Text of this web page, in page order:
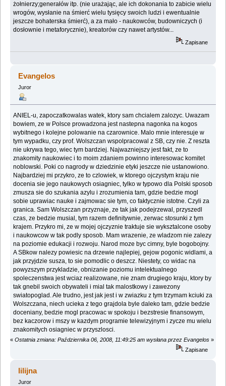
żołnierzy;generałów itp. (nie urażając, ale ich dokonania to zabicie wielu
wrogów, wysłanie na śmierć wielu tysięcy swoich ludzi i ewentualnie
jeszcze bohaterska śmierć), a za mało - naukowców, budowniczych (i
dosłownie i metaforycznie), kreatorów czy nawet artystów...
Zapisane
Evangelos
Juror
ANIEL-u, zapoczatkowalas watek, ktory sam chcialem zalozyc. Uwazam
bowiem, ze w Polsce prowadzona jest nastepna nagonka na kogos
wybitnego i kolejne polowanie na czarownice. Malo mnie interesuje w
tym wypadku, czy prof. Wolszczan wspolpracowal z SB, czy nie. Z reszta
nie ukrywa tego, wiec tym bardziej. Najwazniejszy jest fakt, ze to
znakomity naukowiec i to moim zdaniem powinno interesowac komitet
noblowski. Poki co nagrody w dziedzinie etyki jeszcze nie ustanowiono.
Najbardziej mi przykro, ze to czlowiek, w ktorego ojczystym kraju nie
docenia sie jego naukowych osiagniec, tylko w typowo dla Polski sposob
zmusza sie do szukania azylu i zrozumienia tam, gdzie bedzie mogl
sobie uprawiac nauke i zajmowac sie tym, co faktycznie istotne. Czyli za
granica. Sam Wolszczan przyznaje, ze tak jak podejrzewal, przyszedl
czas, ze bedzie musial, tym razem definitywnie, zerwac stosunki z tym
krajem. Przykro mi, ze w mojej ojczyznie traktuje sie wyksztalcone osoby
i naukowcow w tak podly sposob. Mam wrazenie, ze wladzom nie zalezy
na poziomie edukacji i rozwoju. Narod moze byc cimny, byle bogobojny.
A SBkow nalezy powiesic na drzewie najlepiej, gejow pogonic widlami, a
jak przyjdzie susza, to sie pomodlic o deszcz. Niestety, co widac na
powyzszym przykladzie, obnizanie poziomu intelektualnego
spoleczenstwa jest wciaz realizowane, nie znam drugiego kraju, ktory by
tak gnebil swoich obywateli i mial tak malostkowy i zawezony
swiatopoglad. Ale trudno, jest jak jest i w zwiazku z tym trzymam kciuki za
Wolszczana, niech ucieka z tego grajdola byle daleko tam, gdzie bedzie
doceniany, bedzie mogl pracowac w spokoju i bezstresie finansowym,
bez kaczorow i mszy w kazdym programie telewizyjnym i zycze mu wielu
znakomitych osiagniec w przyszlosci.
« Ostatnia zmiana: Października 06, 2008, 11:49:25 am wysłana przez Evangelos »
Zapisane
lilijna
Juror